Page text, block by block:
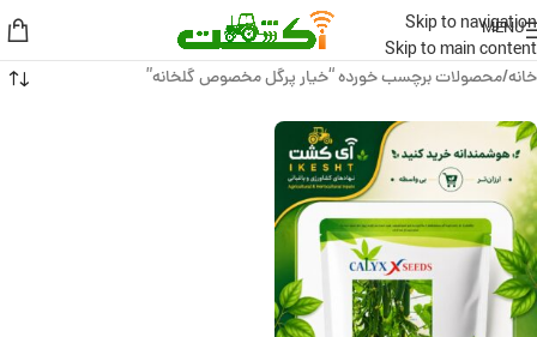
Skip to navigation
Skip to main content
MENU
خانه محصولات برچسب خورده “خیار پرگل مخصوص گلخانه”